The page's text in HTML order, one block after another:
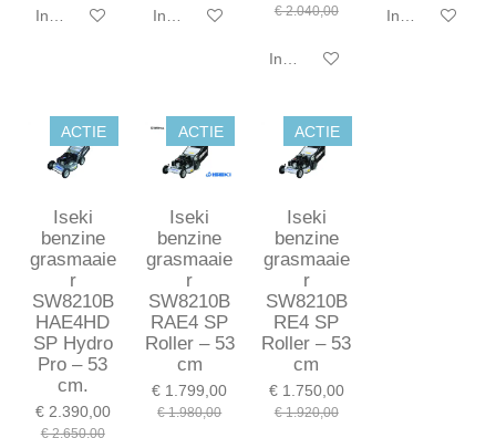
In winkelwagen In winkelwagen € 2.040,00
In winkelwagen
In winkelwagen
ACTIE
Iseki
benzine
grasmaaie
r
SW8210B
HAE4HD
SP Hydro
Pro – 53
cm.
€ 2.390,00
€ 2.650,00
ACTIE
Iseki
benzine
grasmaaie
r
SW8210B
RAE4 SP
Roller – 53
cm
€ 1.799,00
€ 1.980,00
ACTIE
Iseki
benzine
grasmaaie
r
SW8210B
RE4 SP
Roller – 53
cm
€ 1.750,00
€ 1.920,00